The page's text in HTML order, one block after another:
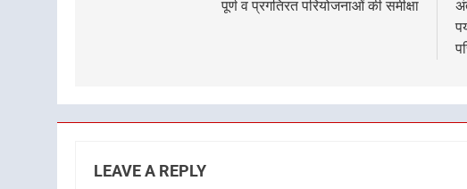
पूर्ण व प्रगतिरत परियोजनाओं की समीक्षा
LEAVE A REPLY